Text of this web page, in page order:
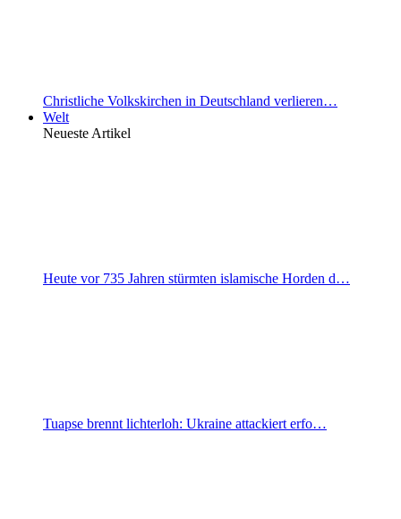
Christliche Volkskirchen in Deutschland verlieren…
Welt
Neueste Artikel
Heute vor 735 Jahren stürmten islamische Horden d…
Tuapse brennt lichterloh: Ukraine attackiert erfo…